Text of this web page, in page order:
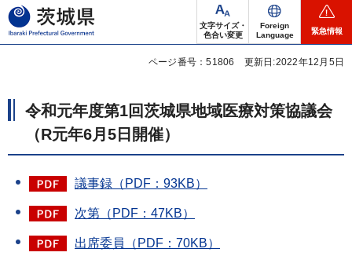
茨城県
文字サイズ・
色合い変更
Foreign
Language
緊急情報
ページ番号：51806 更新日:2022年12月5日
令和元年度第1回茨城県地域医療対策協議会
（R元年6月5日開催）
議事録（PDF：93KB）
次第（PDF：47KB）
出席委員（PDF：70KB）